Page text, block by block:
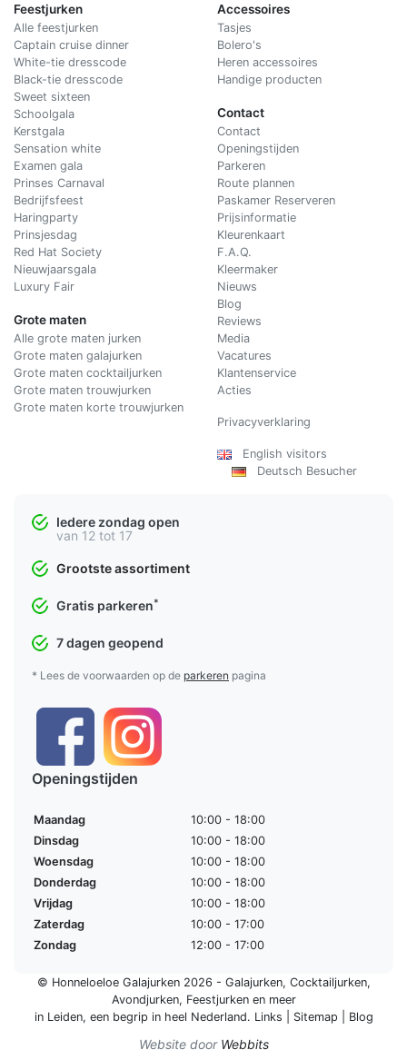
Feestjurken
Alle feestjurken
Captain cruise dinner
White-tie dresscode
Black-tie dresscode
Sweet sixteen
Schoolgala
Kerstgala
Sensation white
Examen gala
Prinses Carnaval
Bedrijfsfeest
Haringparty
Prinsjesdag
Red Hat Society
Nieuwjaarsgala
Luxury Fair
Grote maten
Alle grote maten jurken
Grote maten galajurken
Grote maten cocktailjurken
Grote maten trouwjurken
Grote maten korte trouwjurken
Accessoires
Tasjes
Bolero's
Heren accessoires
Handige producten
Contact
Contact
Openingstijden
Parkeren
Route plannen
Paskamer Reserveren
Prijsinformatie
Kleurenkaart
F.A.Q.
Kleermaker
Nieuws
Blog
Reviews
Media
Vacatures
Klantenservice
Acties
Privacyverklaring
English visitors
Deutsch Besucher
Iedere zondag open
van 12 tot 17
Grootste assortiment
Gratis parkeren*
7 dagen geopend
* Lees de voorwaarden op de parkeren pagina
Openingstijden
Maandag
10:00 - 18:00
Dinsdag
10:00 - 18:00
Woensdag
10:00 - 18:00
Donderdag
10:00 - 18:00
Vrijdag
10:00 - 18:00
Zaterdag
10:00 - 17:00
Zondag
12:00 - 17:00
© Honneloeloe Galajurken 2026 - Galajurken, Cocktailjurken,
Avondjurken, Feestjurkenen meer
in Leiden, een begrip in heel Nederland. Links Sitemap Blog
Website door Webbits